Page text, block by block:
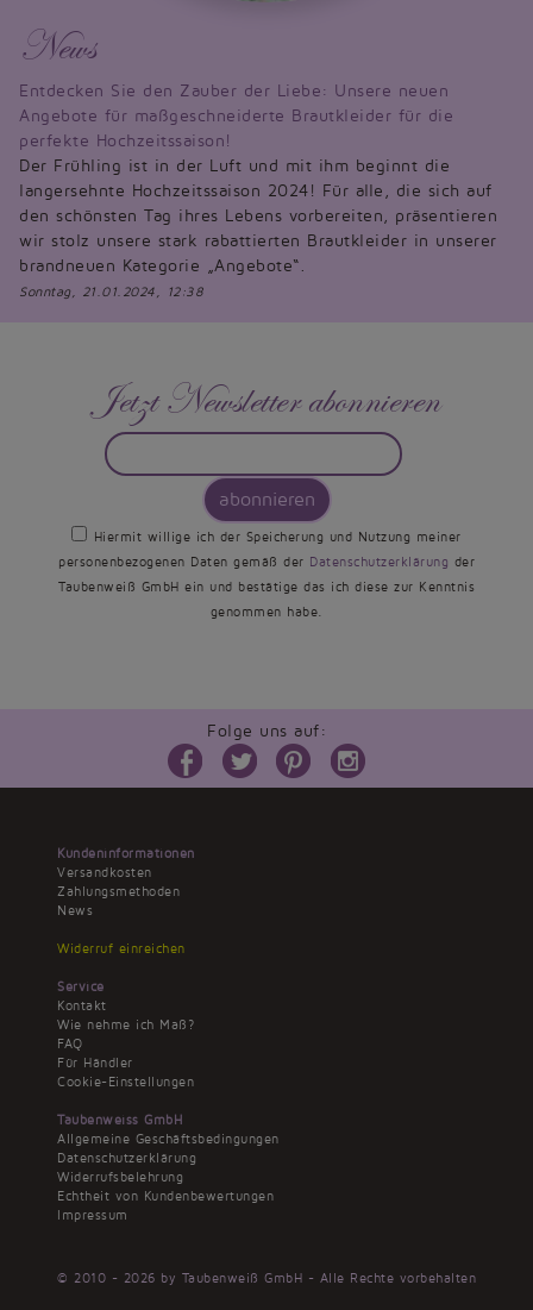
News
Entdecken Sie den Zauber der Liebe: Unsere neuen
Angebote für maßgeschneiderte Brautkleider für die
perfekte Hochzeitssaison!
Der Frühling ist in der Luft und mit ihm beginnt die
langersehnte Hochzeitssaison 2024! Für alle, die sich auf
den schönsten Tag ihres Lebens vorbereiten, präsentieren
wir stolz unsere stark rabattierten Brautkleider in unserer
brandneuen Kategorie „Angebote“.
Sonntag, 21.01.2024, 12:38
Jetzt Newsletter abonnieren
abonnieren
Hiermit willige ich der Speicherung und Nutzung meiner
personenbezogenen Daten gemäß der Datenschutzerklärung der
Taubenweiß GmbH ein und bestätige das ich diese zur Kenntnis
genommen habe.
Folge uns auf:
Kundeninformationen
Versandkosten
Zahlungsmethoden
News
Widerruf einreichen
Service
Kontakt
Wie nehme ich Maß?
FAQ
Für Händler
Cookie-Einstellungen
Taubenweiss GmbH
Allgemeine Geschäftsbedingungen
Datenschutzerklärung
Widerrufsbelehrung
Echtheit von Kundenbewertungen
Impressum
© 2010 - 2026 by Taubenweiß GmbH - Alle Rechte vorbehalten